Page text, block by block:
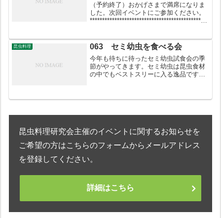
（予約終了）おかげさまで満席になりま
した。次回イベントにご参加ください。
*********************************************「
昆虫料理 063 セミ幼虫を食べる会
今年も待ちに待ったセミ幼虫試食会の季
節がやってきます。セミ幼虫は昆虫食材
の中でもベストスリーに入る逸品です。
のため穴から出てくるセミ幼虫を採取し
昆虫料理研究会主催のイベントに関するお知らせを
ご希望の方はこちらのフォームからメールアドレス
を登録してください。
詳細はこちら